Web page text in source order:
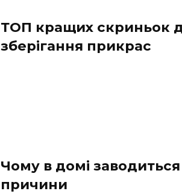
ТОП кращих скриньок
зберігання прикрас
Чому в домі заводиться
причини